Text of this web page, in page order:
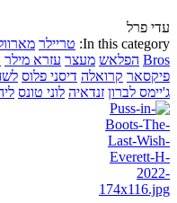
עדי פרל
In this category: טריילר
Bros הפלאש מעצר עזרא מילר
פיקסאר קרואלה דיסני פלוס
ג'יימס לברון זנדאיה לוני טונס